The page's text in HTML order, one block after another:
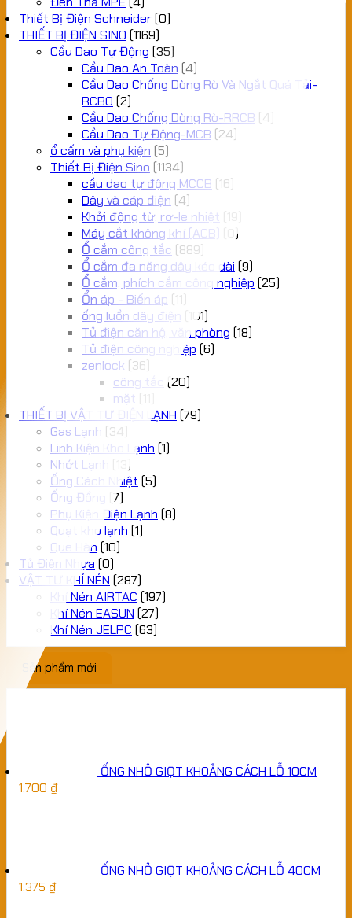
Thiết Bị Điện Schneider(0)
THIẾT BỊ ĐIỆN SINO (1169)
Cầu Dao Tự Động (35)
Cầu Dao An Toàn (4)
Cầu Dao Chống Dòng Rò Và Ngắt Quá Tải-
RCBO (2)
Cầu Dao Chống Dòng Rò-RRCB (4)
Cầu Dao Tự Động-MCB (24)
ổ cấm và phụ kiện (5)
Thiết Bị Điện Sino (1134)
cầu dao tự động MCCB (16)
Dây và cáp điện (4)
Khởi động từ, rơ-le nhiệt
Máy cắt không khí (ACB)
(0)
Ổ cắm công tắc (889)
Ổ cắm đa năng dây kéo dài (9)
Ổ cắm, phích cắm công nghiệp (25)
Ổn áp - Biến áp (11)
ống luồn dây điện
(101)
Tủ điện căn hộ, văn phòng (18)
Tủ điện công nghiệp (6)
zenlock (36)
công tắc
(20)
mặt
THIẾT BỊ VẬT TƯ ĐIỆN LẠNH (79)
Gas Lạnh (34)
Linh Kiện Kho Lạnh (1)
Nhớt Lạnh
(13)
Ống Cách Nhiệt (5)
Ống Đồng
(7)
Phụ Kiện Điện Lạnh (8)
Quạt kho lạnh (1)
Que Hàn (10)
Tủ Điện Nhựa (0)
VẬT TƯ KHÍ NÉN (287)
Khí Nén AIRTAC (197)
Khí Nén EASUN (27)
Khí Nén JELPC (63)
Sản phẩm mới
ỐNG NHỎ GIỌT KHOẢNG CÁCH LỖ 10CM
1,700 ₫
ỐNG NHỎ GIỌT KHOẢNG CÁCH LỖ 40CM
1,375 ₫